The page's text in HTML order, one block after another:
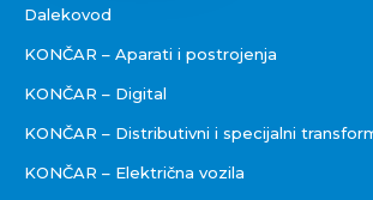
Dalekovod
KONČAR – Aparati i postrojenja
KONČAR – Digital
KONČAR – Distributivni i specijalni
KONČAR – Električna vozila